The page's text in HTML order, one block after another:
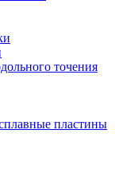
точения
пластины